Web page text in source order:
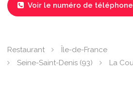
 Voir le numéro de téléphone
Restaurant
Île-de-France
Seine-Saint-Denis (93)
La